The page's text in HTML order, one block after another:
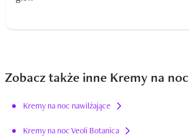
Zobacz także inne Kremy na noc
Kremy na noc nawilżające
Kremy na noc Veoli Botanica